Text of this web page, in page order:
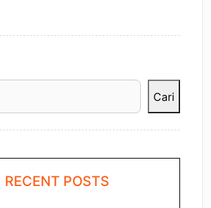
Cari
RECENT POSTS